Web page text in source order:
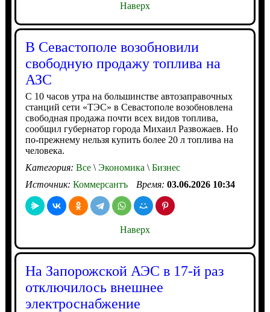
Наверх
В Севастополе возобновили
свободную продажу топлива на
АЗС
С 10 часов утра на большинстве автозаправочных
станций сети «ТЭС» в Севастополе возобновлена
свободная продажа почти всех видов топлива,
сообщил губернатор города Михаил Развожаев. Но
по-прежнему нельзя купить более 20 л топлива на
человека.
Категория: Все\Экономика \Бизнес
Источник: Коммерсантъ Время: 03.06.2026 10:34
Наверх
На Запорожской АЭС в 17-й раз
отключилось внешнее
электроснабжение